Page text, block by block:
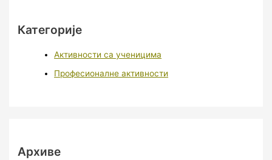
Категорије
Активности са ученицима
Професионалне активности
Архиве